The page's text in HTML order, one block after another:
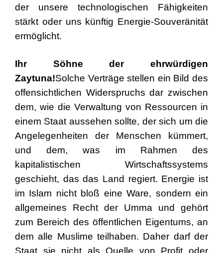
der unsere technologischen Fähigkeiten
stärkt oder uns künftig Energie-Souveränität
ermöglicht.
Ihr Söhne der ehrwürdigen
Zaytuna!Solche Verträge stellen ein Bild des
offensichtlichen Widerspruchs dar zwischen
dem, wie die Verwaltung von Ressourcen in
einem Staat aussehen sollte, der sich um die
Angelegenheiten der Menschen kümmert,
und dem, was im Rahmen des
kapitalistischen Wirtschaftssystems
geschieht, das das Land regiert. Energie ist
im Islam nicht bloß eine Ware, sondern ein
allgemeines Recht der Umma und gehört
zum Bereich des öffentlichen Eigentums, an
dem alle Muslime teilhaben. Daher darf der